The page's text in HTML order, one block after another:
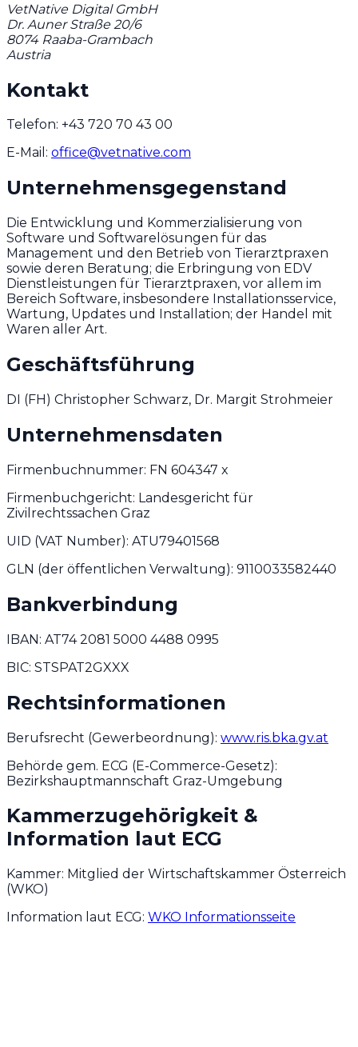
VetNative Digital GmbH
Dr. Auner Straße 20/6
8074 Raaba-Grambach
Austria
Kontakt
Telefon: +43 720 70 43 00
E-Mail: office@vetnative.com
Unternehmensgegenstand
Die Entwicklung und Kommerzialisierung von
Software und Softwarelösungen für das
Management und den Betrieb von Tierarztpraxen
sowie deren Beratung; die Erbringung von EDV
Dienstleistungen für Tierarztpraxen, vor allem im
Bereich Software, insbesondere Installationsservice,
Wartung, Updates und Installation; der Handel mit
Waren aller Art.
Geschäftsführung
DI (FH) Christopher Schwarz, Dr. Margit Strohmeier
Unternehmensdaten
Firmenbuchnummer: FN 604347 x
Firmenbuchgericht: Landesgericht für
Zivilrechtssachen Graz
UID (VAT Number): ATU79401568
GLN (der öffentlichen Verwaltung): 9110033582440
Bankverbindung
IBAN: AT74 2081 5000 4488 0995
BIC: STSPAT2GXXX
Rechtsinformationen
Berufsrecht (Gewerbeordnung): www.ris.bka.gv.at
Behörde gem. ECG (E-Commerce-Gesetz):
Bezirkshauptmannschaft Graz-Umgebung
Kammerzugehörigkeit &
Information laut ECG
Kammer: Mitglied der Wirtschaftskammer Österreich
(WKO)
Information laut ECG: WKO Informationsseite